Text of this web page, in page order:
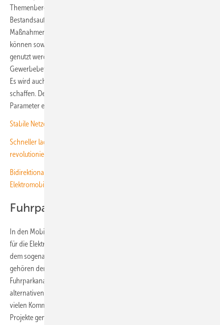
Themenbereiche. Anwender:innen erhalten eine übersichtliche
Bestandsaufnahme sowie klar priorisierte Empfehlungen von
Maßnahmen mit einzelnen Umsetzungsschritten. Diese Empfehlungen
können sowohl als Arbeitshilfen als auch als Entscheidungsgrundlage
genutzt werden. Auf diese Weise kann die Kommune oder der
Gewerbebetrieb nicht nur die Kosten und Umweltschäden verringern.
Es wird auch möglich, passende Angebote für die Mitarbeiter:innen zu
schaffen. Denn die Planer:innen können entweder individuelle
Parameter eingeben oder die hinterlegten Beispielszenarien nutzen.
Stabile Netze, schnelles Laden beim Einkaufen, weniger Bürokratie!
Schneller laden, schneller profitieren: Wie die Flottenelektrifizierung
revolutioniert wird
Bidirektional Laden und Firmenflotten elektrifizieren: Unser Spezial zur
Elektromobilität
Fuhrpark analysieren
In den Mobilitätskompass sind auch weitere digitale Anwendungen
für die Elektromobilität integriert, die in Rheinland-Pfalz vorher auf
dem sogenannten Elektroflottenplaner verfügbar waren. Dazu
gehören der Kostenrechner für Ladeinfrastruktur,
Fuhrparkanalysetools sowie ein Marktüberblick zu Fahrzeugen mit
alternativen Antrieben. Diese Anwendungen wurden schon von
vielen Kommunen und Unternehmen für die Vorbereitung eigener
Projekte genutzt. Mit dem Relaunch und der Erweiterung zum